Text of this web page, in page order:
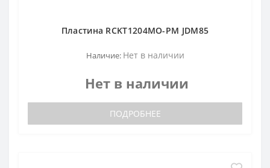
Пластина RCKT1204MO-PM JDM85
Наличие: Нет в наличии
Нет в наличии
ПОДРОБНЕЕ